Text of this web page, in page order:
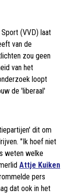
(VVD) laat
van de
zou geen
van het
loopt
de 'liberaal'
dit om
"Ik hoef niet
weten welke
Attje Kuiken
pers
dat ook in het